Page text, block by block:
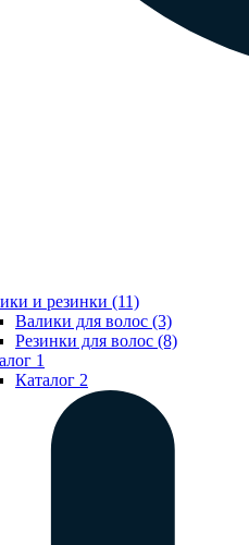
и резинки (11)
Валики для волос (3)
Резинки для волос (8)
1
Каталог 2